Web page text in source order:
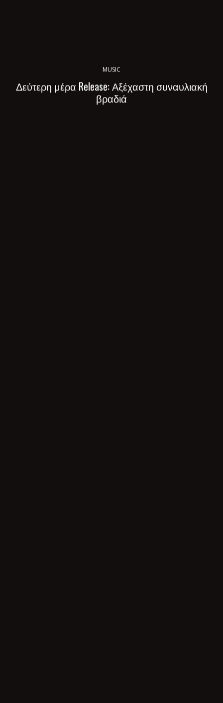
MUSIC
Δεύτερη μέρα Release: Αξέχαστη συναυλιακή
βραδιά